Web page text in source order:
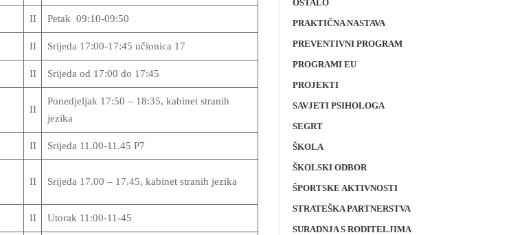
II Petak 09:10-09:50
II Srijeda 17:00-17:45 učionica 17
II Srijeda od 17:00 do 17:45
II
Ponedjeljak 17:50 – 18:35, kabinet stranih
jezika
II Srijeda 11.00-11.45 P7
II Srijeda 17.00 – 17.45, kabinet stranih jezika
II Utorak 11:00-11-45
OSTALO
PRAKTIČNA NASTAVA
PREVENTIVNI PROGRAM
PROGRAMI EU
PROJEKTI
SAVJETI PSIHOLOGA
SEGRT
ŠKOLA
ŠKOLSKI ODBOR
ŠPORTSKE AKTIVNOSTI
STRATEŠKA PARTNERSTVA
SURADNJA S RODITELJIMA